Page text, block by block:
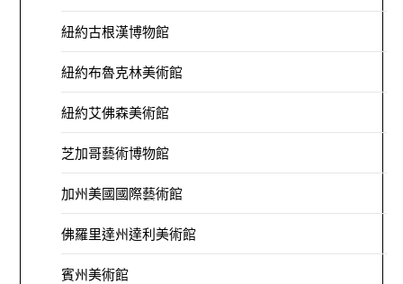
紐約古根漢博物館
紐約布魯克林美術館
紐約艾佛森美術館
芝加哥藝術博物館
加州美國國際藝術館
佛羅里達州達利美術館
賓州美術館